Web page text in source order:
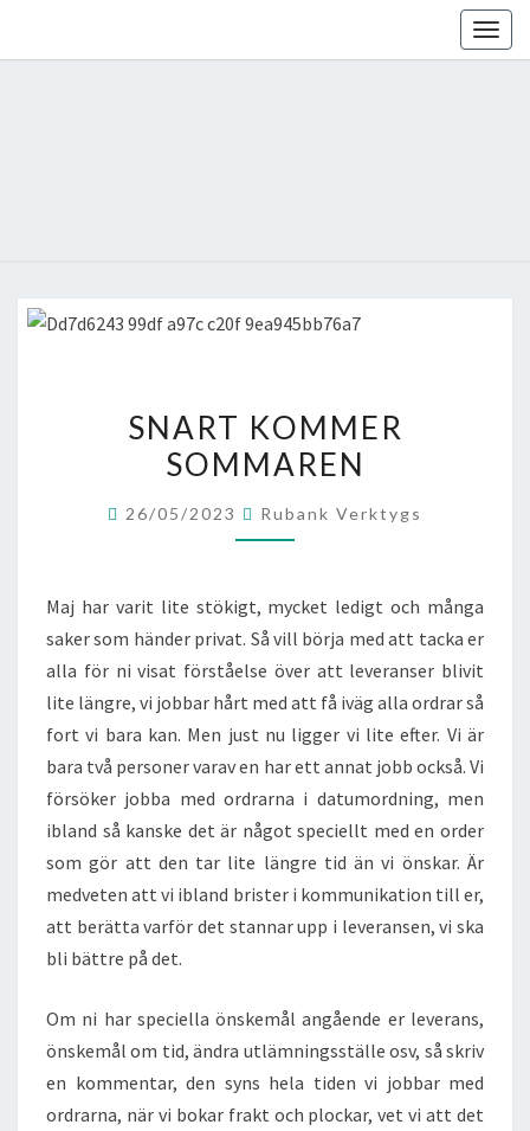
KOMMER
SOMMAREN
SNART KOMMER
SOMMAREN
26/05/2023 Rubank Verktygs
Maj har varit lite stökigt, mycket ledigt och många
saker som händer privat. Så vill börja med att tacka er
alla för ni visat förståelse över att leveranser blivit
lite längre, vi jobbar hårt med att få iväg alla ordrar så
fort vi bara kan. Men just nu ligger vi lite efter. Vi är
bara två personer varav en har ett annat jobb också. Vi
försöker jobba med ordrarna i datumordning, men
ibland så kanske det är något speciellt med en order
som gör att den tar lite längre tid än vi önskar. Är
medveten att vi ibland brister i kommunikation till er,
att berätta varför det stannar upp i leveransen, vi ska
bli bättre på det.
Om ni har speciella önskemål angående er leverans,
önskemål om tid, ändra utlämningsställe osv, så skriv
en kommentar, den syns hela tiden vi jobbar med
ordrarna, när vi bokar frakt och plockar, vet vi att det